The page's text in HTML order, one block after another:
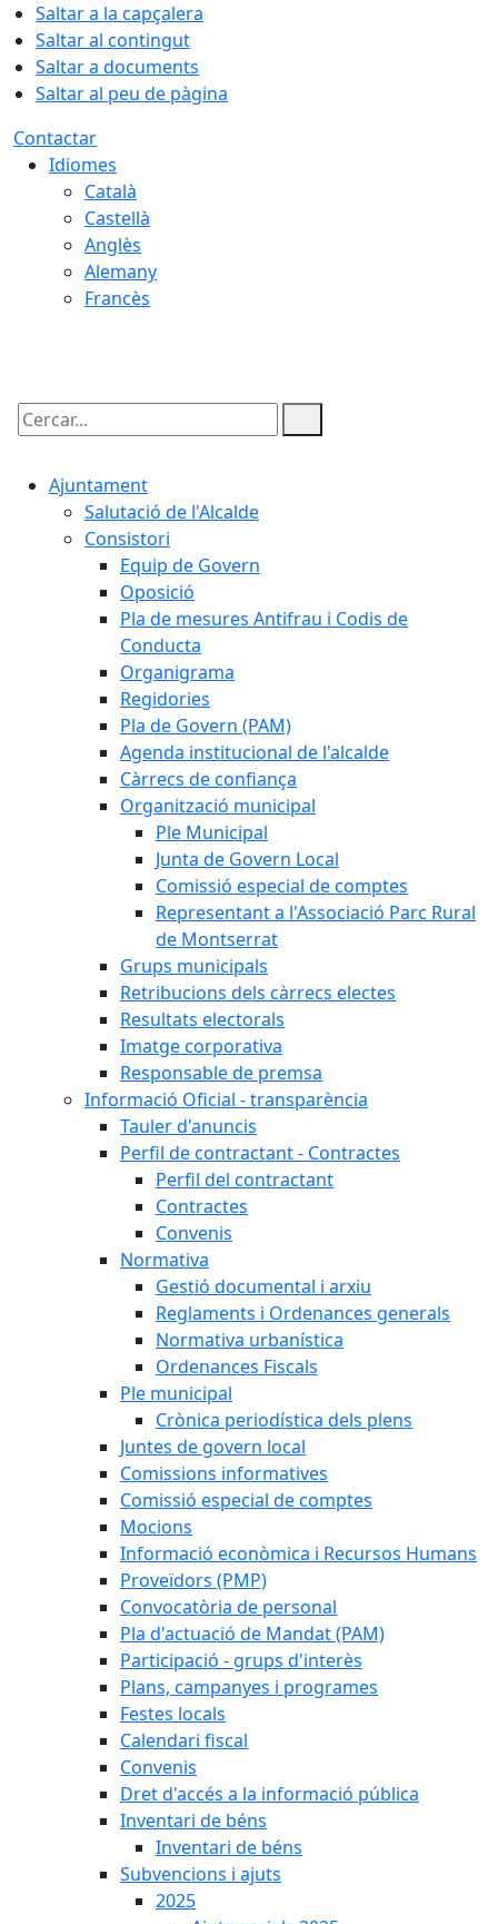
Saltar a la capçalera
Saltar al contingut
Saltar a documents
Saltar al peu de pàgina
Contactar
Idiomes
Català
Castellà
Anglès
Alemany
Francès
Cercar:
Ajuntament
Salutació de l'Alcalde
Consistori
Equip de Govern
Oposició
Pla de mesures Antifrau i Codis de
Conducta
Organigrama
Regidories
Pla de Govern (PAM)
Agenda institucional de l'alcalde
Càrrecs de confiança
Organització municipal
Ple Municipal
Junta de Govern Local
Comissió especial de comptes
Representant a l'Associació Parc Rural
de Montserrat
Grups municipals
Retribucions dels càrrecs electes
Resultats electorals
Imatge corporativa
Responsable de premsa
Informació Oficial - transparència
Tauler d'anuncis
Perfil de contractant - Contractes
Perfil del contractant
Contractes
Convenis
Normativa
Gestió documental i arxiu
Reglaments i Ordenances generals
Normativa urbanística
Ordenances Fiscals
Ple municipal
Crònica periodística dels plens
Juntes de govern local
Comissions informatives
Comissió especial de comptes
Mocions
Informació econòmica i Recursos Humans
Proveïdors (PMP)
Convocatòria de personal
Pla d'actuació de Mandat (PAM)
Participació - grups d'interès
Plans, campanyes i programes
Festes locals
Calendari fiscal
Convenis
Dret d'accés a la informació pública
Inventari de béns
Inventari de béns
Subvencions i ajuts
2025